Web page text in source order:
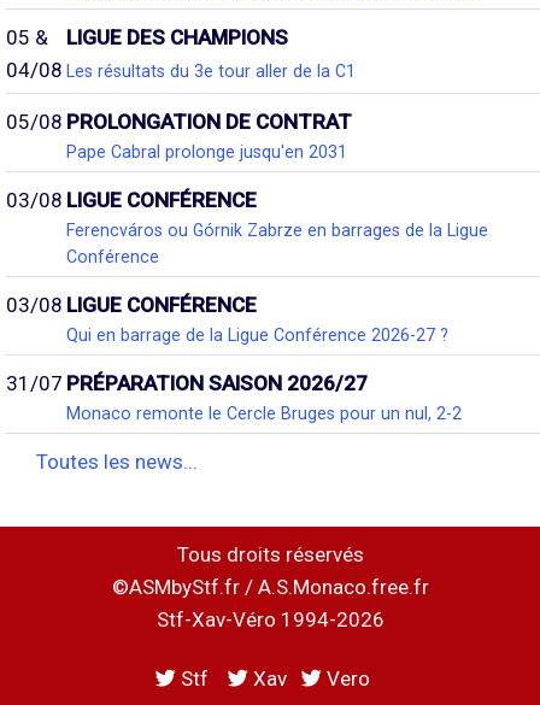
05 &
04/08
LIGUE DES CHAMPIONS
Les résultats du 3e tour aller de la C1
05/08 PROLONGATION DE CONTRAT
Pape Cabral prolonge jusqu'en 2031
03/08 LIGUE CONFÉRENCE
Ferencváros ou Górnik Zabrze en barrages de la Ligue
Conférence
03/08 LIGUE CONFÉRENCE
Qui en barrage de la Ligue Conférence 2026-27 ?
31/07 PRÉPARATION SAISON 2026/27
Monaco remonte le Cercle Bruges pour un nul, 2-2
Toutes les news...
Tous droits réservés
©ASMbyStf.fr / A.S.Monaco.free.fr
Stf-Xav-Véro 1994-2026
Stf Xav
Vero